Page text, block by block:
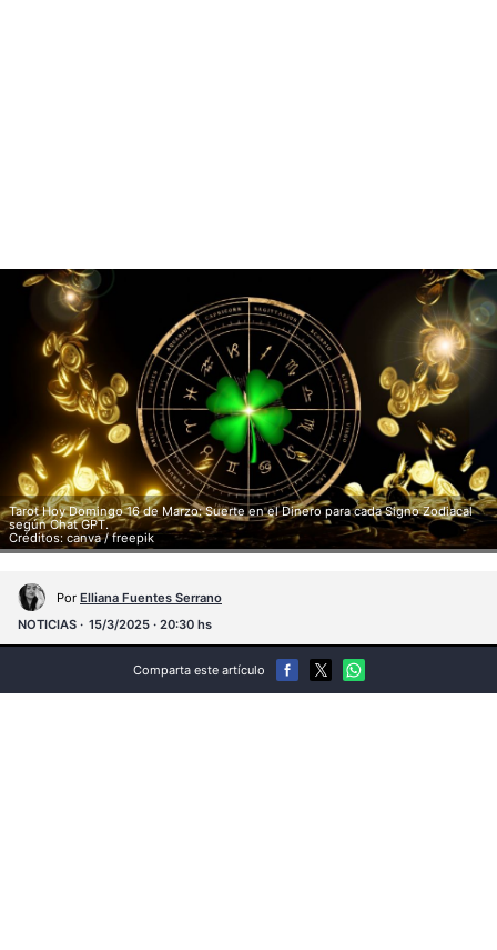
Tarot Hoy Domingo 16 de Marzo: Suerte en el Dinero para cada Signo Zodiacal
según Chat GPT.
Créditos: canva / freepik
Por Elliana Fuentes Serrano
NOTICIAS
15/3/2025 · 20:30 hs
Comparta este artículo